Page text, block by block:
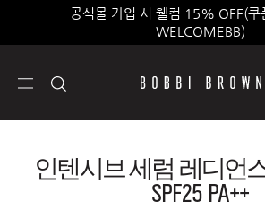
공식몰 가입 시 웰컴 15% OFF(쿠
WELCOMEBB)
인텐시브 세럼 레디언
SPF25 PA++